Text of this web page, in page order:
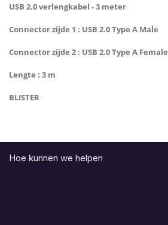
USB 2.0 verlengkabel - 3 meter
Connector zijde 1 : USB 2.0 Type A Male
Connector zijde 2 : USB 2.0 Type A Female
Lengte : 3 m
BLISTER
Hoe kunnen we helpen